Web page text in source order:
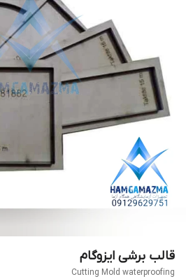
قالب برشی ایزوگام
Cutting Mold waterproofing